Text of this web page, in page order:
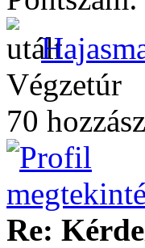
Végzetúr
70
Re: